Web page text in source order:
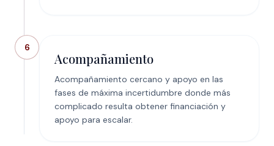
6
Acompañamiento
Acompañamiento cercano y apoyo en las
fases de máxima incertidumbre donde más
complicado resulta obtener financiación y
apoyo para escalar.